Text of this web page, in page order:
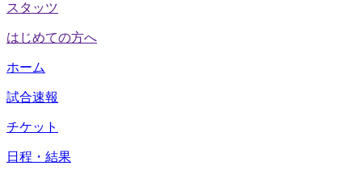
スタッツ
はじめての方へ
ホーム
試合速報
チケット
日程・結果